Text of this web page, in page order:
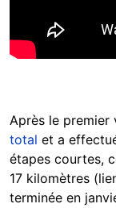
Après le premier
total et a
étapes courtes,
17 kilomètres
terminée en